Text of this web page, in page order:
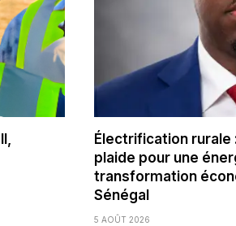
Électrification rurale
plaide pour une
transformation
Sénégal
5 AOÛT 2026